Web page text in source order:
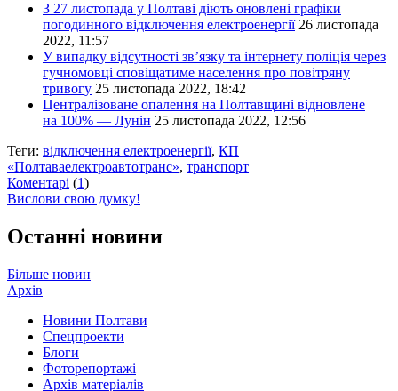
З 27 листопада у Полтаві діють оновлені графіки
погодинного відключення електроенергії 26 листопада
2022, 11:57
У випадку відсутності зв’язку та інтернету поліція через
гучномовці сповіщатиме населення про повітряну
тривогу 25 листопада 2022, 18:42
Централізоване опалення на Полтавщині відновлене
на 100% — Лунін 25 листопада 2022, 12:56
Теги: відключення електроенергії, КП
«Полтаваелектроавтотранс», транспорт
Коментарі (1)
Вислови свою думку!
Останні новини
Більше новин
Архів
Новини Полтави
Спецпроекти
Блоги
Фоторепортажі
Архів матеріалів